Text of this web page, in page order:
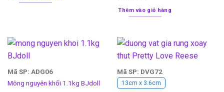
Thêm vào giỏ hàng
Mã SP: ADG06
Mông nguyên khối 1.1kg BJdoll
Mã SP: DVG72
13cm x 3.6cm